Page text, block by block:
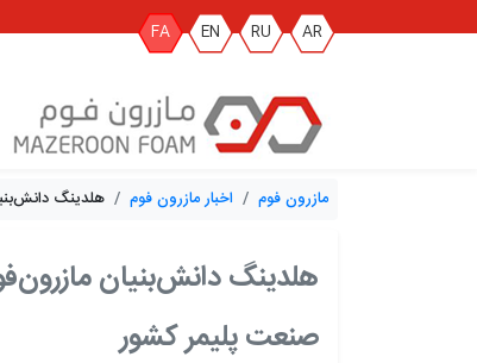
FA EN RU
AR
مازرون فوم اخبار مازرون فوم هلدینگ
هلدینگ دانش‌بنیان
صنعت پلیمر کشور